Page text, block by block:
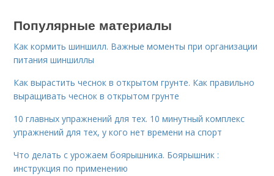
Популярные материалы
Как кормить шиншилл. Важные моменты при организации
питания шиншиллы
Как вырастить чеснок в открытом грунте. Как правильно
выращивать чеснок в открытом грунте
10 главных упражнений для тех. 10 минутный комплекс
упражнений для тех, у кого нет времени на спорт
Что делать с урожаем боярышника. Боярышник :
инструкция по применению